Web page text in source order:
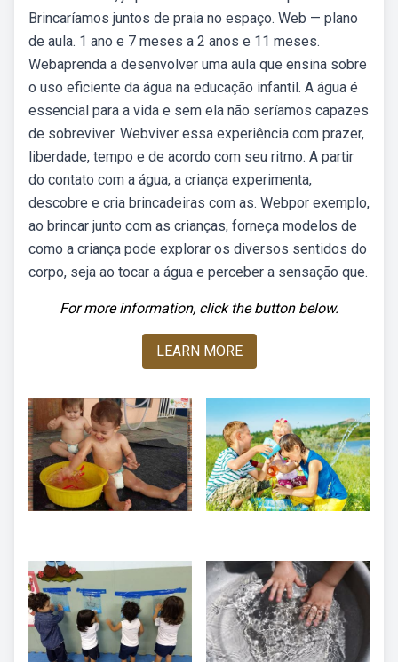
Brincaríamos juntos de praia no espaço. Web — plano
de aula. 1 ano e 7 meses a 2 anos e 11 meses.
Webaprenda a desenvolver uma aula que ensina sobre
o uso eficiente da água na educação infantil. A água é
essencial para a vida e sem ela não seríamos capazes
de sobreviver. Webviver essa experiência com prazer,
liberdade, tempo e de acordo com seu ritmo. A partir
do contato com a água, a criança experimenta,
descobre e cria brincadeiras com as. Webpor exemplo,
ao brincar junto com as crianças, forneça modelos de
como a criança pode explorar os diversos sentidos do
corpo, seja ao tocar a água e perceber a sensação que.
For more information, click the button below.
LEARN MORE